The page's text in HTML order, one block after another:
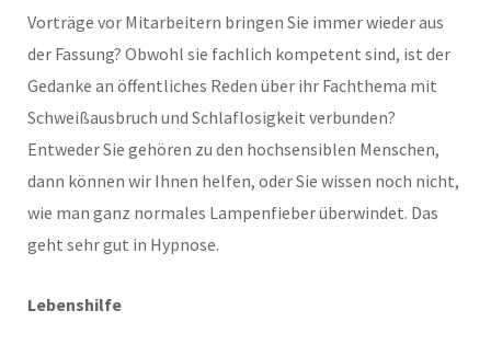
Vorträge vor Mitarbeitern bringen Sie immer wieder aus
der Fassung? Obwohl sie fachlich kompetent sind, ist der
Gedanke an öffentliches Reden über ihr Fachthema mit
Schweißausbruch und Schlaflosigkeit verbunden?
Entweder Sie gehören zu den hochsensiblen Menschen,
dann können wir Ihnen helfen, oder Sie wissen noch nicht,
wie man ganz normales Lampenfieber überwindet. Das
geht sehr gut in Hypnose.
Lebenshilfe